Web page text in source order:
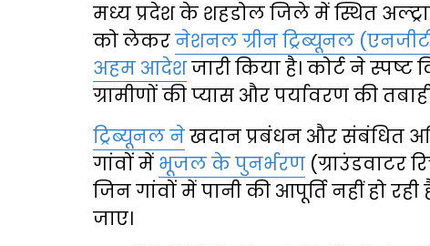
मध्य प्रदेश के शहडोल जिले में स्थित
को लेकरनेशनल ग्रीन ट्रिब्यूनल
अहम आदेशजारी किया है। कोर्ट ने
ग्रामीणों की प्यास और पर्यावरण की
ट्रिब्यूनल नेखदान प्रबंधन और संबंधित
गांवों में भूजल के पुनर्भरण (ग्राउंडवाटर
जिन गांवों में पानी की आपूर्ति नहीं हो
जाए।